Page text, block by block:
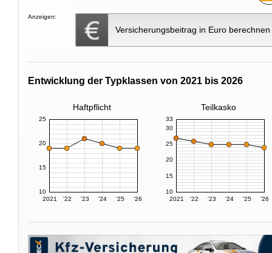
Anzeigen:
Versicherungsbeitrag in Euro berechnen
Entwicklung der Typklassen von 2021 bis 2026
Haftpflicht Teilkasko
2021 '22 '23 '24 '25 '26
10
15
20
25
2021 '22 '23 '24 '25 '26
10
15
20
25
30
33